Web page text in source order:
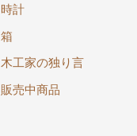
時計
箱
木工家の独り言
販売中商品